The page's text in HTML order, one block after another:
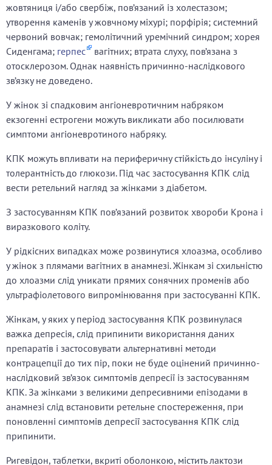
жовтяниця і/або свербіж, пов’язаний із холестазом;
утворення каменів у жовчному міхурі; порфірія; системний
червоний вовчак; гемолітичний уремічний синдром; хорея
Сиденгама; герпес
вагітних; втрата слуху, пов’язана з
отосклерозом. Однак наявність причинно-наслідкового
зв’язку не доведено.
У жінок зі спадковим ангіоневротичним набряком
екзогенні естрогени можуть викликати або посилювати
симптоми ангіоневротиного набряку.
КПК можуть впливати на периферичну стійкість до інсуліну і
толерантність до глюкози. Під час застосування КПК слід
вести ретельний нагляд за жінками з діабетом.
З застосуванням КПК пов’язаний розвиток хвороби Крона і
виразкового коліту.
У рідкісних випадках може розвинутися хлоазма, особливо
у жінок з плямами вагітних в анамнезі. Жінкам зі схильністю
до хлоазми слід уникати прямих сонячних променів або
ультрафіолетового випромінювання при застосуванні КПК.
Жінкам, у яких у період застосування КПК розвинулася
важка депресія, слід припинити використання даних
препаратів і застосовувати альтернативні методи
контрацепції до тих пір, поки не буде оцінений причинно-
наслідковий зв’язок симптомів депресії із застосуванням
КПК. За жінками з великими депресивними епізодами в
анамнезі слід встановити ретельне спостереження, при
поновленні симптомів депресії застосування КПК слід
припинити.
Ригевідон, таблетки, вкриті оболонкою, містить лактози